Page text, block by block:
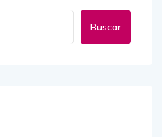
Buscar